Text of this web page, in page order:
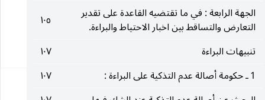
الجهة الرابعة : في ما تقتضيه القاعدة على تقدير
التعارض والتساقط بين اخبار الاحتياط والبراءة.
١٠٥
تنبيهات البراءة
١٠٧
1 ـ حكومة أصالة عدم التذكية على البراءة :
١٠٧
(٢) سورة النساء : ٥٩.